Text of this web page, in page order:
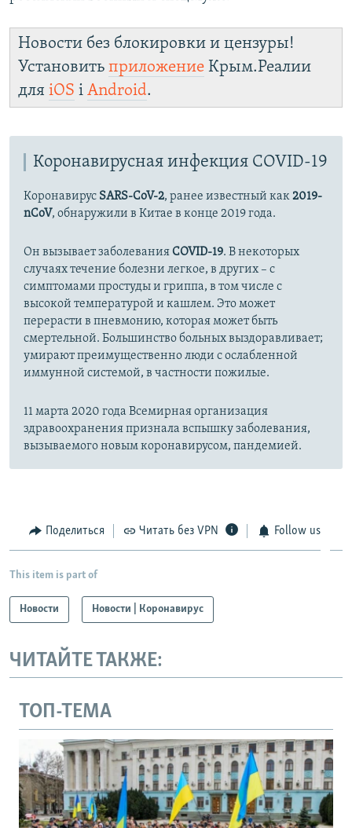
Новости без блокировки и цензуры!
Установить приложение Крым.Реалии
для iOS і Android.
Коронавирусная инфекция COVID-19
Коронавирус SARS-CoV-2, ранее известный как2019-
nCoV, обнаружили в Китае в конце 2019 года.
Он вызывает заболеванияCOVID-19. В некоторых
случаях течение болезни легкое, в других – с
симптомами простуды и гриппа, в том числе с
высокой температурой и кашлем. Это может
перерасти в пневмонию, которая может быть
смертельной. Большинство больных выздоравливает;
умирают преимущественно люди с ослабленной
иммунной системой, в частности пожилые.
11 марта 2020 года Всемирная организация
здравоохранения признала вспышку заболевания,
вызываемого новым коронавирусом, пандемией.
Поделиться Читать без VPN Follow us
This item is part of
Новости Новости | Коронавирус
ЧИТАЙТЕ ТАКЖЕ:
ТОП-ТЕМА